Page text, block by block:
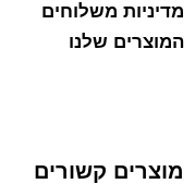
מדיניות משלוחים
המוצרים שלנו
מוצרים קשורים